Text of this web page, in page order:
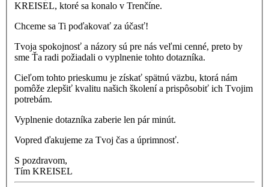
KREISEL, ktoré sa konalo v Trenčíne.
Chceme sa Ti poďakovať za účasť!
Tvoja spokojnosť a názory sú pre nás veľmi cenné, preto by
sme Ťa radi požiadali o vyplnenie tohto dotazníka.
Cieľom tohto prieskumu je získať spätnú väzbu, ktorá nám
pomôže zlepšiť kvalitu našich školení a prispôsobiť ich Tvojim
potrebám.
Vyplnenie dotazníka zaberie len pár minút.
Vopred ďakujeme za Tvoj čas a úprimnosť.
S pozdravom,
Tím KREISEL